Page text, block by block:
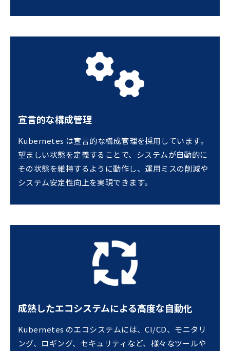
宣言的な構成管理
Kubernetes は宣言的な構成管理を採用しています。
望ましい状態を定義することで、システムが自動的に
その状態を維持するように動作し、運用ミスの削減や
システム安定性向上を実現できます。
成熟したエコシステムによる高度な自動化
Kubernetes のエコシステムには、CI/CD、モニタリ
ング、ロギング、セキュリティなど、様々なツールや